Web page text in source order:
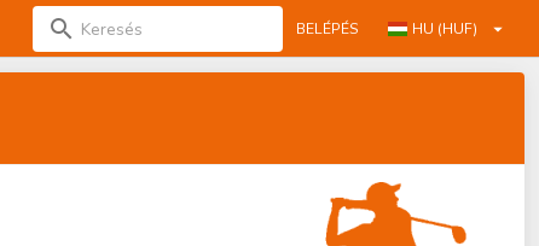
BELÉPÉS HU (HUF)